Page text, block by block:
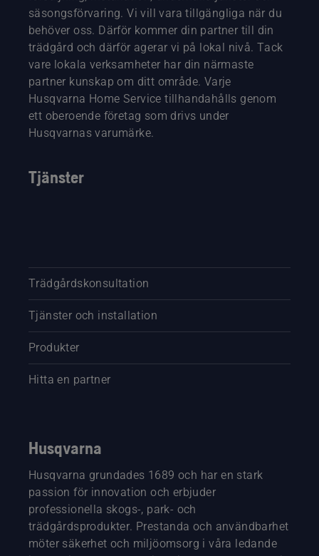
säsongsförvaring. Vi vill vara tillgängliga när du
behöver oss. Därför kommer din partner till din
trädgård och därför agerar vi på lokal nivå. Tack
vare lokala verksamheter har din närmaste
partner kunskap om ditt område. Varje
Husqvarna Home Service tillhandahålls genom
ett oberoende företag som drivs under
Husqvarnas varumärke.
Tjänster
Trädgårdskonsultation
Tjänster och installation
Produkter
Hitta en partner
Husqvarna
Husqvarna grundades 1689 och har en stark
passion för innovation och erbjuder
professionella skogs-, park- och
trädgårdsprodukter. Prestanda och användbarhet
möter säkerhet och miljöomsorg i våra ledande